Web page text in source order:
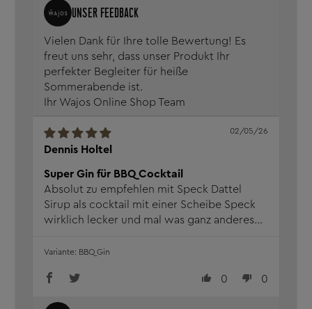
Vielen Dank für Ihre tolle Bewertung! Es
freut uns sehr, dass unser Produkt Ihr
perfekter Begleiter für heiße
Sommerabende ist.
Ihr Wajos Online Shop Team
Dennis Holtel
02/05/26
Super Gin für BBQ Cocktail
Absolut zu empfehlen mit Speck Dattel
Sirup als cocktail mit einer Scheibe Speck
wirklich lecker und mal was ganz anderes
0 0
BBQ Gin